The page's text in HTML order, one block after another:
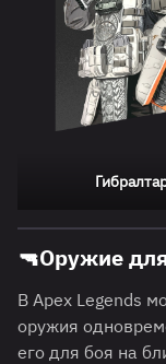
🔫Оружие
В Apex Legends
оружия
его для боя на